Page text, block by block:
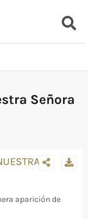
Señora
aparición de